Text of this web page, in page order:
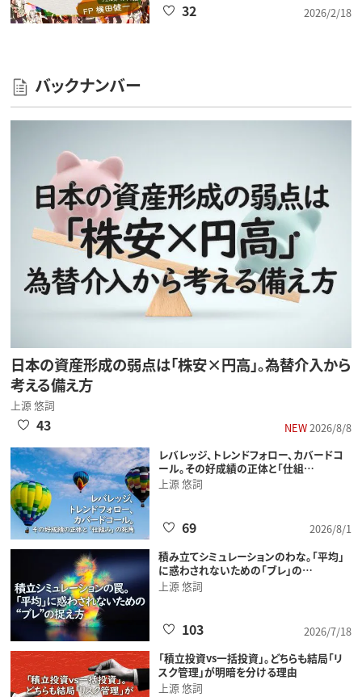
2026/2/18
32
バックナンバー
日本の資産形成の弱点は「株安×円高」。為替介入から
考える備え方
上源 悠詞
NEW2026/8/8
43
レバレッジ、トレンドフォロー、カバードコ
ール。その好成績の正体と「仕組…
上源 悠詞
2026/8/1
69
積み立てシミュレーションのわな。「平均」
に惑わされないための「ブレ」の…
上源 悠詞
2026/7/18
103
「積立投資vs一括投資」。どちらも結局「リ
スク管理」が明暗を分ける理由
上源 悠詞